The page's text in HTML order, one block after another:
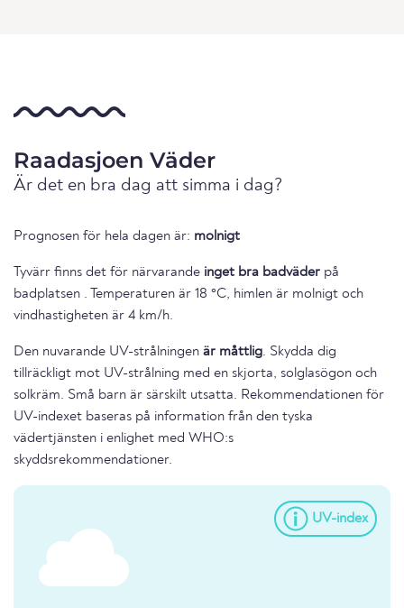
Raadasjoen Väder
Är det en bra dag att simma i dag?
Prognosen för hela dagen är: molnigt
Tyvärr finns det för närvarande inget bra badväder på
badplatsen . Temperaturen är 18 °C, himlen är molnigt och
vindhastigheten är 4 km/h.
Den nuvarande UV-strålningen är måttlig. Skydda dig
tillräckligt mot UV-strålning med en skjorta, solglasögon och
solkräm. Små barn är särskilt utsatta. Rekommendationen för
UV-indexet baseras på information från den tyska
vädertjänsten i enlighet med WHO:s
skyddsrekommendationer.
UV-index